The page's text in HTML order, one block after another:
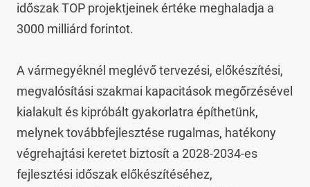
időszak TOP projektjeinek értéke meghaladja a
3000 milliárd forintot.
A vármegyéknél meglévő tervezési, előkészítési,
megvalósítási szakmai kapacitások megőrzésével
kialakult és kipróbált gyakorlatra építhetünk,
melynek továbbfejlesztése rugalmas, hatékony
végrehajtási keretet biztosít a 2028-2034-es
fejlesztési időszak előkészítéséhez,